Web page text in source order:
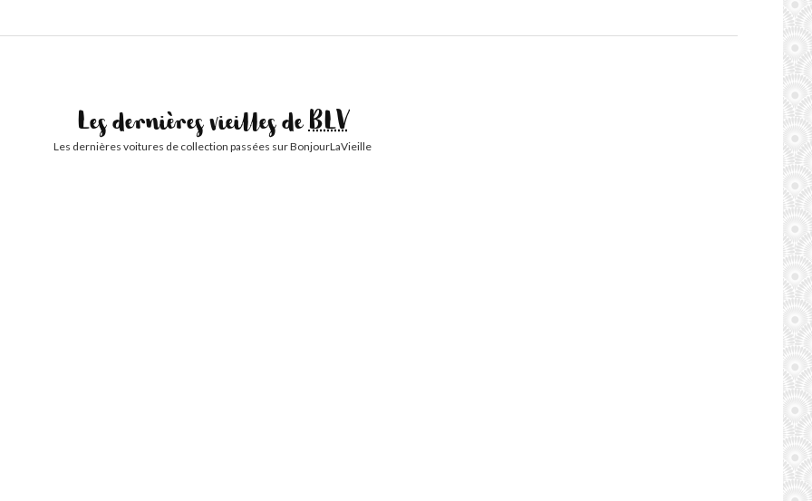
Les dernières vieilles deBLV
Les dernières voitures de collection passées sur BonjourLaVieille